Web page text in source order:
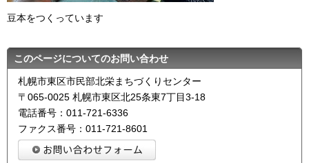
豆本をつくっています
このページについてのお問い合わせ
札幌市東区市民部北栄まちづくりセンター
〒065-0025 札幌市東区北25条東7丁目3-18
電話番号：011-721-6336
ファクス番号：011-721-8601